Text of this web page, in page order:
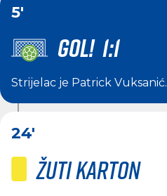
5'
GOL! 1:1
Strijelac je Patrick Vuksanić.
24'
Žuti karton